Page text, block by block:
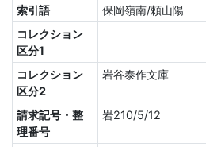
索引語
保岡嶺南/頼山陽
コレクション
区分1
コレクション
区分2
岩谷泰作文庫
請求記号・整
理番号
岩210/5/12